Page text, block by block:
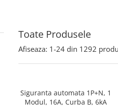
Toate Produsele
Afiseaza: 1-24 din 1292
Siguranta automata 1P+N, 1
Modul, 16A, Curba B, 6kA